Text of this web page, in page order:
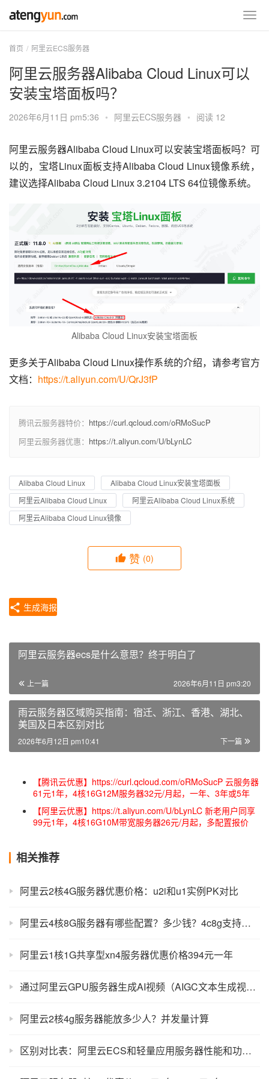
首页 阿里云ECS服务器
阿里云服务器Alibaba Cloud Linux可以
安装宝塔面板吗？
2026年6月11日 pm5:36 • 阿里云ECS服务器 • 阅读 12
阿里云服务器Alibaba Cloud Linux可以安装宝塔面板吗？可
以的，宝塔Linux面板支持Alibaba Cloud Linux镜像系统，
建议选择Alibaba Cloud Linux 3.2104 LTS 64位镜像系统。
Alibaba Cloud Linux安装宝塔面板
更多关于Alibaba Cloud Linux操作系统的介绍，请参考官方
文档： https://t.aliyun.com/U/QrJ3fP
腾讯云服务器特价： https://curl.qcloud.com/oRMoSucP
阿里云服务器优惠： https://t.aliyun.com/U/bLynLC
Alibaba Cloud Linux
Alibaba Cloud Linux安装宝塔面板
阿里云Alibaba Cloud Linux
阿里云Alibaba Cloud Linux系统
阿里云Alibaba Cloud Linux镜像
赞 (0)
生成海报
阿里云服务器ecs是什么意思？终于明白了
上一篇 2026年6月11日 pm3:20
雨云服务器区域购买指南：宿迁、浙江、香港、湖北、
美国及日本区别对比
下一篇
2026年6月12日 pm10:41
【腾讯云优惠】https://curl.qcloud.com/oRMoSucP 云服务器
61元1年，4核16G12M服务器32元/月起，一年、3年或5年
【阿里云优惠】https://t.aliyun.com/U/bLynLC 新老用户同享
99元1年，4核16G10M带宽服务器26元/月起，多配置报价
相关推荐
阿里云2核4G服务器优惠价格：u2i和u1实例PK对比
阿里云4核8G服务器有哪些配置？多少钱？4c8g支持人数说明
阿里云1核1G共享型xn4服务器优惠价格394元一年
通过阿里云GPU服务器生成AI视频（AIGC文本生成视频）
阿里云2核4g服务器能放多少人？并发量计算
区别对比表：阿里云ECS和轻量应用服务器性能和功能差异